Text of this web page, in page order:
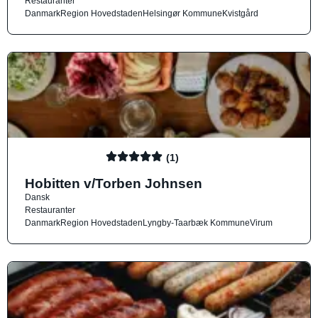
DanmarkRegion HovedstadenHelsingør KommuneKvistgård
(1)
Hobitten v/Torben Johnsen
Dansk
Restauranter
DanmarkRegion HovedstadenLyngby-Taarbæk KommuneVirum